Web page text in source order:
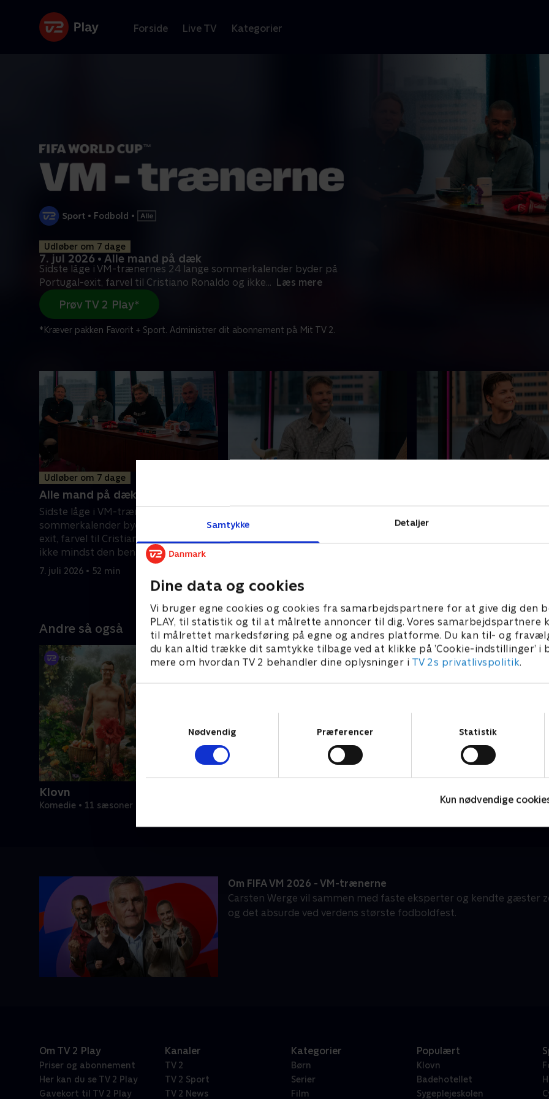
Samtykke Detaljer
Dine data og cookies
Vi bruger egne cookies og cookies fra samarbejdspartnere for at give dig den
PLAY, til statistik og til at målrette annoncer til dig. Vores samarbejdspartnere
til målrettet markedsføring på egne og andres platforme. Du kan til- og
du kan altid trække dit samtykke tilbage ved at klikke på ’Cookie-indstillinger’ i
mere om hvordan TV 2 behandler dine oplysninger i TV 2s privatlivspolitik.
Nødvendig
Præferencer Statistik
Kun nødvendige
Forside Live TV Kategorier
• Fodbold •
Udløber om 7 dage
7. jul 2026 • Alle mand på dæk
Sidste låge i VM-trænernes 24 lange sommerkalender byder på
Portugal-exit, farvel til Cristiano Ronaldo og ikke... Læs mere
Prøv TV 2 Play*
*Kræver pakken Favorit + Sport. Administrer dit abonnement på Mit TV 2.
Udløber om 7 dage
Alle mand på dæk
Sidste låge i VM-trænernes 24 lange
sommerkalender byder på Portugal-
exit, farvel til Cristiano Ronaldo og
ikke mindst den benådede Balogun
og resten af USA-holdet.
7. juli 2026 • 52 min
England slår Mexico i stort drama. Nu
venter et kvartfinalemøde mellem de
indtaget af Alex Høgh
Andre så også
Klovn
Komedie • 11 sæsoner
Om FIFA VM 2026 - VM-trænerne
Carsten Werge vil sammen med faste eksperter og kendte gæster
og det absurde ved verdens største fodboldfest.
Om TV 2 Play
Priser og abonnement
Her kan du se TV 2 Play
Gavekort til TV 2 Play
Kanaler
TV 2
TV 2 Sport
TV 2 News
Kategorier
Børn
Serier
Film
Populært
Klovn
Badehotellet
Sygeplejeskolen